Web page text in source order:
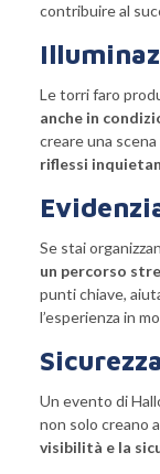
contribuire al
Le torri faro
anche in
creare una
riflessi
Se stai
un percorso
punti chiave,
l’esperienza in
Sicurezza
Un evento di
non solo creano
visibilità e la